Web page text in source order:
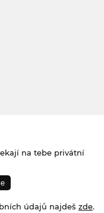
na tebe privátní
údajů najdeš zde.